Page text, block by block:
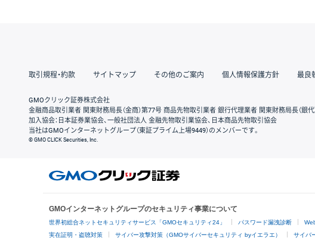
取引規程・約款 サイトマップ その他のご案内 個人情報保護方針 最良
GMOクリック証券株式会社
金融商品取引業者 関東財務局長（金商）第77号 商品先物取引業者 銀行代理業者 関東財務局長（銀
加入協会：日本証券業協会、一般社団法人 金融先物取引業協会、日本商品先物取引協会
当社はGMOインターネットグループ（東証プライム上場9449）のメンバーです。
© GMO CLICK Securities, Inc.
GMOインターネットグループのセキュリティ事業について
世界初総合ネットセキュリティサービス「GMOセキュリティ24」 パスワード漏洩診断
実在証明・盗聴対策 サイバー攻撃対策（GMOサイバーセキュリティ byイエラエ） サイバ